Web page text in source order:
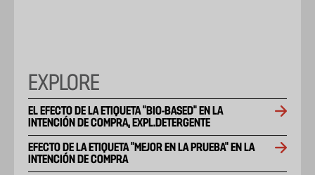
EXPLORE
EL EFECTO DE LA ETIQUETA "BIO-BASED" EN LA
INTENCIÓN DE COMPRA, EXPL.DETERGENTE
EFECTO DE LA ETIQUETA "MEJOR EN LA PRUEBA" EN LA
INTENCIÓN DE COMPRA